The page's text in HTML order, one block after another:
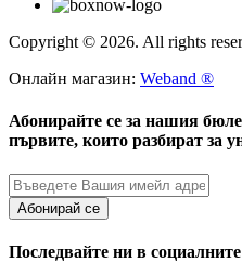
Copyright © 2026. All rights
Онлайн магазин: Weband ®
Абонирайте се за нашия
първите, които разбират за
Абонирай се
Последвайте ни в